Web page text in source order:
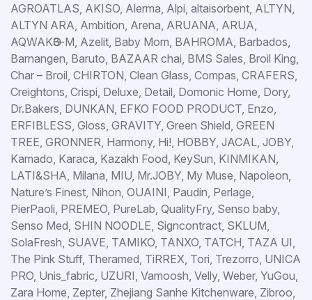
AGROATLAS, AKISO, Alerma, Alpi, altaisorbent, ALTYN,
ALTYN ARA, Ambition, Arena, ARUANA, ARUA,
AQWAKӨЗ-М, Azelit, Baby Mom, BAHROMA, Barbados,
Barnangen, Baruto, BAZAAR chai, BMS Sales, Broil King,
Char – Broil, CHIRTON, Clean Glass, Compas, CRAFERS,
Creightons, Crispi, Deluxe, Detail, Domonic Home, Dory,
Dr.Bakers, DUNKAN, EFKO FOOD PRODUCT, Enzo,
ERFIBLESS, Gloss, GRAVITY, Green Shield, GREEN
TREE, GRONNER, Harmony, Hi!, HOBBY, JACAL, JOBY,
Kamado, Karaca, Kazakh Food, KeySun, KINMIKAN,
LATI&SHA, Milana, MIU, Mr.JOBY, My Muse, Napoleon,
Nature’s Finest, Nihon, OUAINI, Paudin, Perlage,
PierPaoli, PREMEO, PureLab, QualityFry, Senso baby,
Senso Med, SHIN NOODLE, Signcontract, SKLUM,
SolaFresh, SUAVE, TAMIKO, TANXO, TATCH, TAZA UI,
The Pink Stuff, Theramed, TiRREX, Tori, Trezorro, UNICA
PRO, Unis_fabric, UZURI, Vamoosh, Velly, Weber, YuGou,
Zara Home, Zepter, Zhejiang Sanhe Kitchenware, Zibroo,